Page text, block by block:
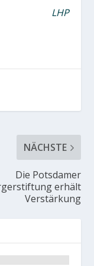
LHP
NÄCHSTE
Die Potsdamer
erhält
Verstärkung